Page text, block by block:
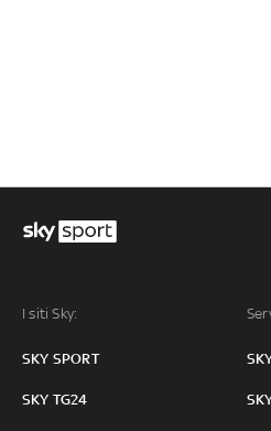
I siti Sky:
SKY SPORT
SKY TG24